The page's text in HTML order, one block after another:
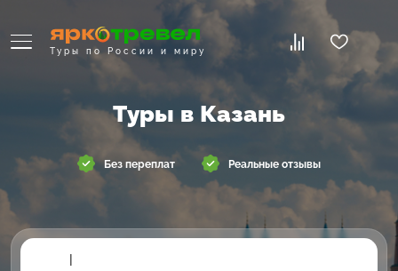
Туры по России и миру
Туры в Казань
Без переплат Реальные отзывы
|